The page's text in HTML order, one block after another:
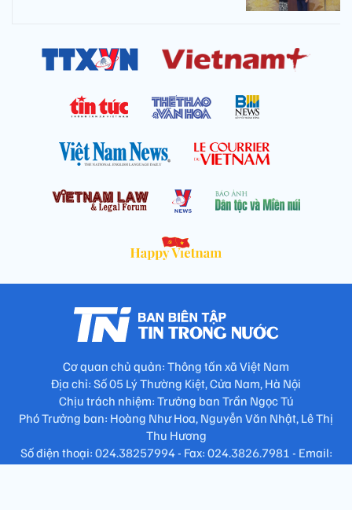
Cơ quan chủ quản: Thông tấn xã Việt Nam
Địa chỉ: Số 05 Lý Thường Kiệt, Cửa Nam, Hà Nội
Chịu trách nhiệm: Trưởng ban Trần Ngọc Tú
Phó Trưởng ban: Hoàng Như Hoa, Nguyễn Văn Nhật, Lê Thị
Thu Hương
Số điện thoại: 024.38257994 - Fax: 024.3826.7981 - Email:
tap.phongbien@gmail.com